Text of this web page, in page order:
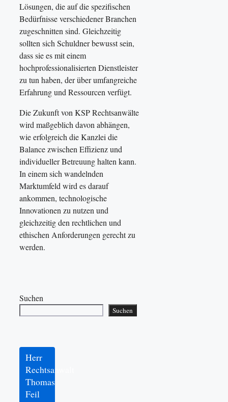
Lösungen, die auf die spezifischen
Bedürfnisse verschiedener Branchen
zugeschnitten sind. Gleichzeitig
sollten sich Schuldner bewusst sein,
dass sie es mit einem
hochprofessionalisierten Dienstleister
zu tun haben, der über umfangreiche
Erfahrung und Ressourcen verfügt.
Die Zukunft von KSP Rechtsanwälte
wird maßgeblich davon abhängen,
wie erfolgreich die Kanzlei die
Balance zwischen Effizienz und
individueller Betreuung halten kann.
In einem sich wandelnden
Marktumfeld wird es darauf
ankommen, technologische
Innovationen zu nutzen und
gleichzeitig den rechtlichen und
ethischen Anforderungen gerecht zu
werden.
Suchen
Suchen
Herr
Rechtsanwalt
Thomas
Feil